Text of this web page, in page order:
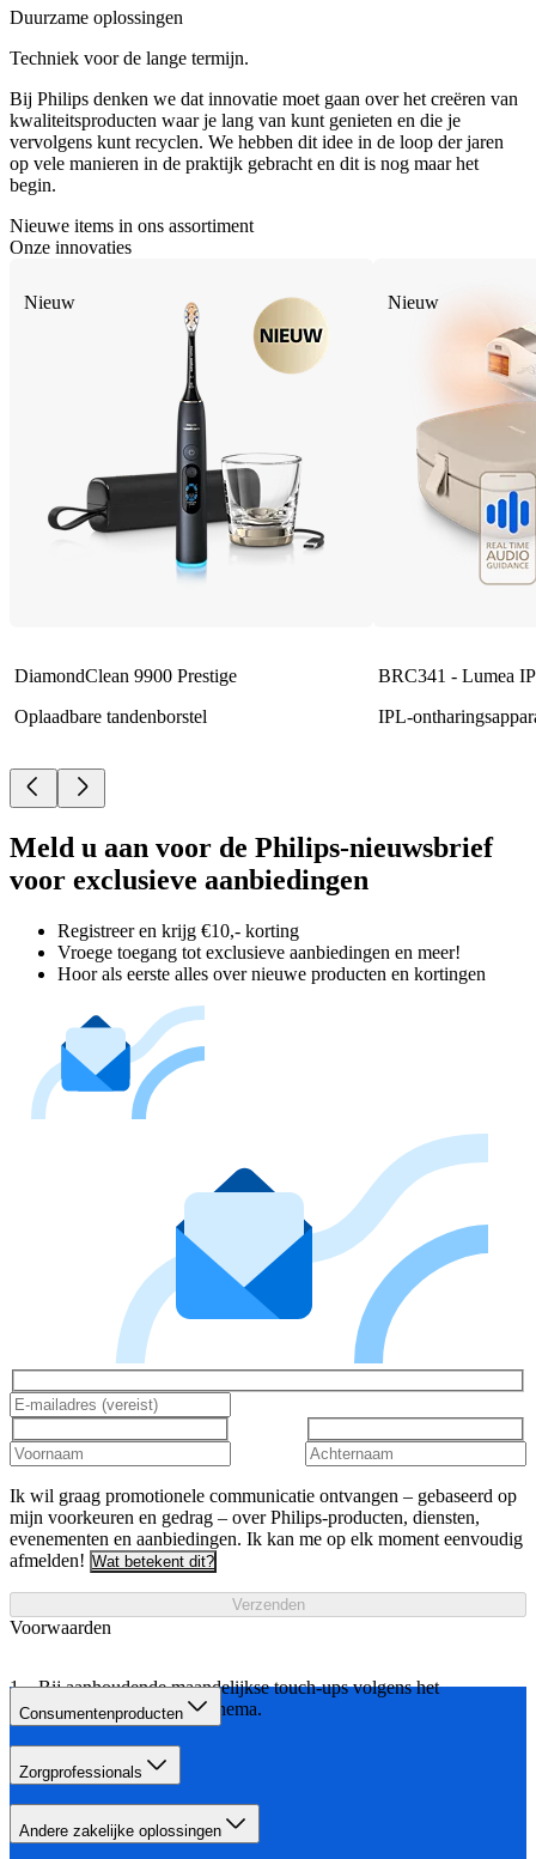
Duurzame oplossingen
Techniek voor de lange termijn.
Bij Philips denken we dat innovatie moet gaan over het creëren van
kwaliteitsproducten waar je lang van kunt genieten en die je
vervolgens kunt recyclen. We hebben dit idee in de loop der jaren
op vele manieren in de praktijk gebracht en dit is nog maar het
begin.
Nieuwe items in ons assortiment
Onze innovaties
Nieuw
DiamondClean 9900 Prestige
Oplaadbare tandenborstel
Nieuw
BRC341 - Lumea
IPL-
Meld u aan voor de Philips-nieuwsbrief
voor exclusieve aanbiedingen
Registreer en krijg €10,- korting
Vroege toegang tot exclusieve aanbiedingen en meer!
Hoor als eerste alles over nieuwe producten en kortingen
Ik wil graag promotionele communicatie ontvangen – gebaseerd op
mijn voorkeuren en gedrag – over Philips-producten, diensten,
evenementen en aanbiedingen. Ik kan me op elk moment eenvoudig
afmelden! Wat betekent dit?
Verzenden
Voorwaarden
Bij aanhoudende maandelijkse touch-ups volgens het
aangegeven behandelschema.
Consumentenproducten
Zorgprofessionals
Andere zakelijke oplossingen